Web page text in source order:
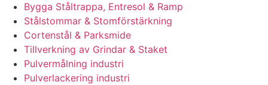
Bygga Ståltrappa, Entresol & Ramp
Stålstommar & Stomförstärkning
Cortenstål & Parksmide
Tillverkning av Grindar & Staket
Pulvermålning industri
Pulverlackering industri